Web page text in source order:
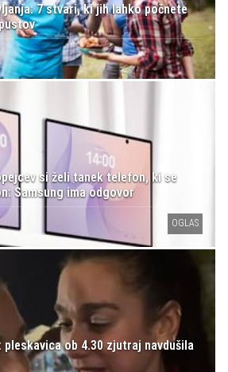
7 stvari, ki jih lahko počnete
si želi tanek telefon, ki se
Samsung ima odgovor
OGLAS
ob 4.30 zjutraj navdušila